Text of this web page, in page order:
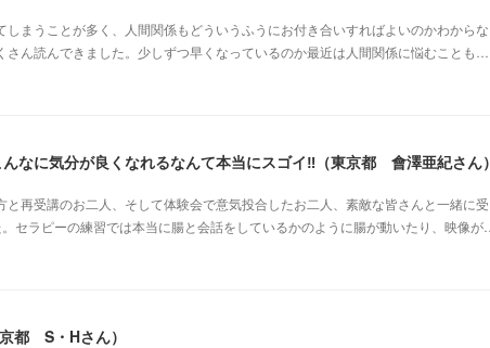
まうことが多く、人間関係もどういうふうにお付き合いすればよいのかわからな
ん読んできました。少しずつ早くなっているのか最近は人間関係に悩むことも…
なに気分が良くなれるなんて本当にスゴイ‼︎（東京都 會澤亜紀さん）
再受講のお二人、そして体験会で意気投合したお二人、素敵な皆さんと一緒に受
セラピーの練習では本当に腸と会話をしているかのように腸が動いたり、映像が…
都 S・Hさん）